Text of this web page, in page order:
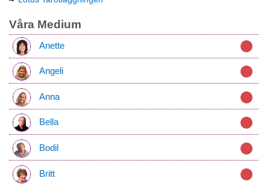
Våra Medium
Anette
Angeli
Anna
Bella
Bodil
Britt